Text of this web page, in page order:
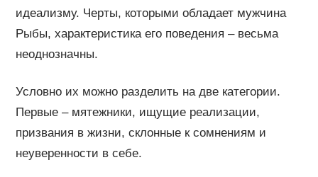
идеализму. Черты, которыми обладает мужчина
Рыбы, характеристика его поведения – весьма
неоднозначны.
Условно их можно разделить на две категории.
Первые – мятежники, ищущие реализации,
призвания в жизни, склонные к сомнениям и
неуверенности в себе.